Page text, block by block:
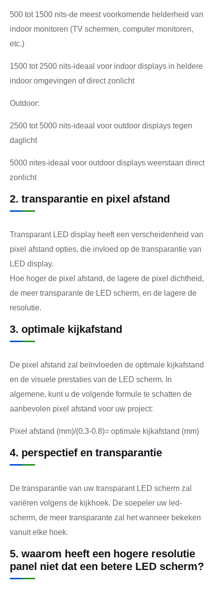
500 tot 1500 nits-de meest voorkomende helderheid van
indoor monitoren (TV schermen, computer monitoren,
etc.)
1500 tot 2500 nits-ideaal voor indoor displays in heldere
indoor omgevingen of direct zonlicht
Outdoor:
2500 tot 5000 nits-ideaal voor outdoor displays tegen
daglicht
5000 nites-ideaal voor outdoor displays weerstaan direct
zonlicht
2. transparantie en pixel afstand
Transparant LED display heeft een verscheidenheid van
pixel afstand opties, die invloed op de transparantie van
LED display.
Hoe hoger de pixel afstand, de lagere de pixel dichtheid,
de meer transparante de LED scherm, en de lagere de
resolutie.
3. optimale kijkafstand
De pixel afstand zal beïnvloeden de optimale kijkafstand
en de visuele prestaties van de LED scherm. In
algemene, kunt u de volgende formule te schatten de
aanbevolen pixel afstand voor uw project:
Pixel afstand (mm)/(0.3-0.8)= optimale kijkafstand (mm)
4. perspectief en transparantie
De transparantie van uw transparant LED scherm zal
variëren volgens de kijkhoek. De soepeler uw led-
scherm, de meer transparante zal het wanneer bekeken
vanuit elke hoek.
5. waarom heeft een hogere resolutie
panel niet dat een betere LED scherm?